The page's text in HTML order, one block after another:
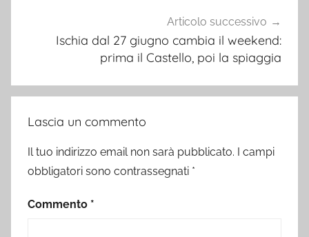
Articolo successivo
Ischia dal 27 giugno cambia il weekend:
prima il Castello, poi la spiaggia
Lascia un commento
Il tuo indirizzo email non sarà pubblicato. I campi
obbligatori sono contrassegnati *
Commento *